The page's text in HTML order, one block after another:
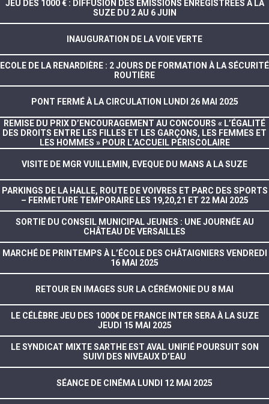
JEU DES 1000 € : DIFFUSION DES ÉMISSIONS ENREGISTRÉES À LA
SUZE DU 2 AU 6 JUIN
INAUGURATION DE LA VOIE VERTE
ECOLE DE LA RENARDIÈRE : 2 JOURS DE FORMATION À LA SÉCURITÉ
ROUTIÈRE
PONT FERMÉ À LA CIRCULATION LUNDI 26 MAI 2025
REMISE DU PRIX D’ENCOURAGEMENT AU CONCOURS « L’ÉGALITÉ
DES DROITS ENTRE LES FILLES ET LES GARÇONS, LES FEMMES ET
LES HOMMES » POUR L’ACCUEIL PÉRISCOLAIRE
VISITE DE MGR VUILLEMIN, EVEQUE DU MANS A LA SUZE
PARKINGS DE LA HALLE, ROUTE DE VOIVRES ET PARC DES SPORTS
– FERMETURE TEMPORAIRE LES 19,20,21 ET 22 MAI 2025
SORTIE DU CONSEIL MUNICIPAL JEUNES : UNE JOURNÉE AU
CHÂTEAU DE VERSAILLES
MARCHÉ DE PRINTEMPS À L’ÉCOLE DES CHÂTAIGNIERS VENDREDI
16 MAI 2025
RETOUR EN IMAGES SUR LA CÉRÉMONIE DU 8 MAI
LE CÉLÈBRE JEU DES 1000€ DE FRANCE INTER SERA À LA SUZE
JEUDI 15 MAI 2025
LE SYNDICAT MIXTE SARTHE EST AVAL UNIFIÉ POURSUIT SON
SUIVI DES NIVEAUX D’EAU
SÉANCE DE CINÉMA LUNDI 12 MAI 2025